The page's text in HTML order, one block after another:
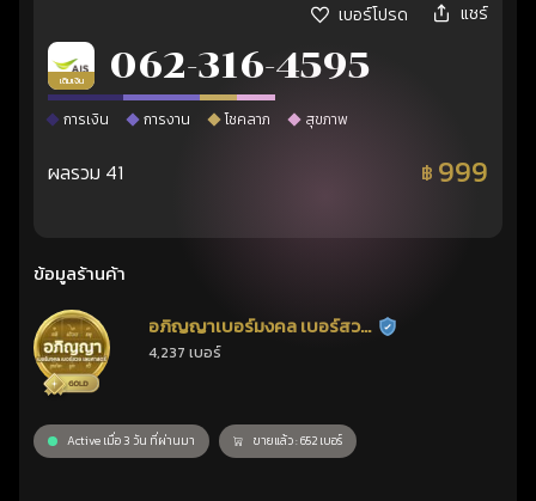
เบอร์โปรด แชร์
เติมเงิน 062-316-4595
การเงิน การงาน โชคลาภ สุขภาพ
ผลรวม 41 ฿ 999
ข้อมูลร้านค้า
อภิญญาเบอร์มงคล เบอร์สวย
เลขศาสตร์
ร้านยืนยันแล้ว
4,237 เบอร์
Active เมื่อ 3 วัน ที่ผ่านมา ขายแล้ว : 652 เบอร์